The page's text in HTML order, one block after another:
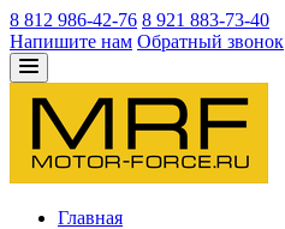
8 812 986-42-76 8 921 883-73-40
Напишите нам Обратный звонок
Главная